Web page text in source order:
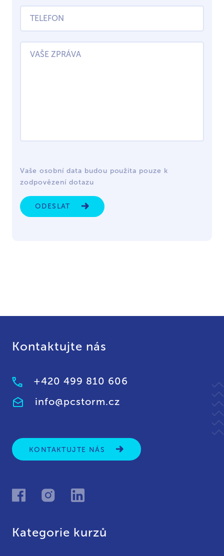
Vaše osobní data budou použita pouze k
zodpovězení dotazu
ODESLAT
Kontaktujte nás
+420 499 810 606
info@pcstorm.cz
KONTAKTUJTE NÁS
Kategorie kurzů